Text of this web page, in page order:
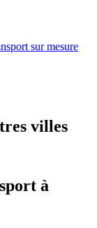
sur mesure
villes
à